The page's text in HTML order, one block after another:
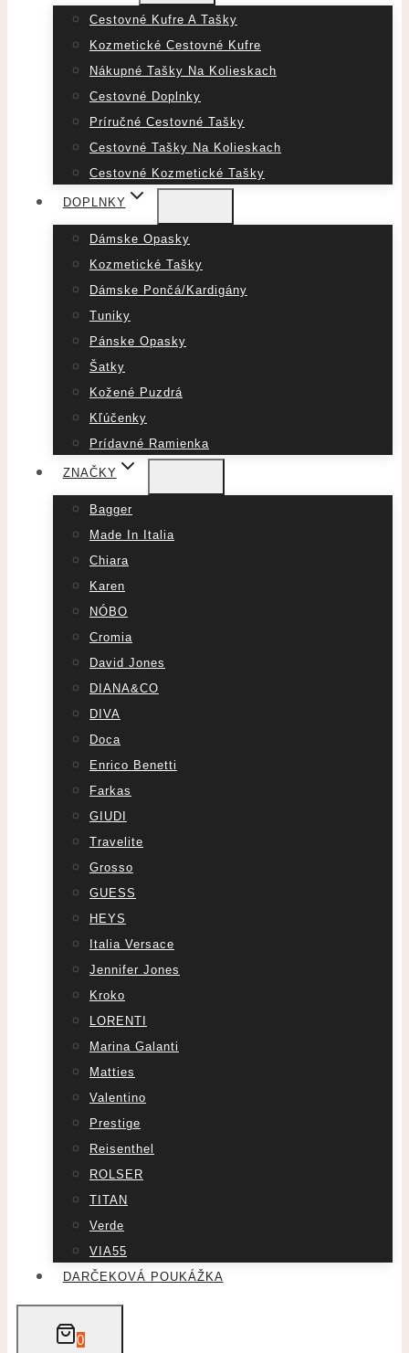
Cestovné Kufre A Tašky
Kozmetické Cestovné Kufre
Nákupné Tašky Na Kolieskach
Cestovné Doplnky
Príručné Cestovné Tašky
Cestovné Tašky Na Kolieskach
Cestovné Kozmetické Tašky
DOPLNKY
Dámske Opasky
Kozmetické Tašky
Dámske Pončá/Kardigány
Tuniky
Pánske Opasky
Šatky
Kožené Puzdrá
Kľúčenky
Prídavné Ramienka
ZNAČKY
Bagger
Made In Italia
Chiara
Karen
NÓBO
Cromia
David Jones
DIANA&CO
DIVA
Doca
Enrico Benetti
Farkas
GIUDI
Travelite
Grosso
GUESS
HEYS
Italia Versace
Jennifer Jones
Kroko
LORENTI
Marina Galanti
Matties
Valentino
Prestige
Reisenthel
ROLSER
TITAN
Verde
VIA55
DARČEKOVÁ POUKÁŽKA
0